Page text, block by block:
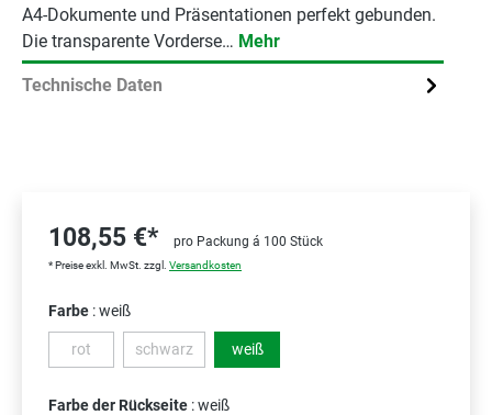
A4-Dokumente und Präsentationen perfekt gebunden.
Die transparente Vorderse… Mehr
Technische Daten
108,55 €* pro Packung á 100 Stück
* Preise exkl. MwSt. zzgl. Versandkosten
Farbe : weiß
rot(Diese Option ist zurzeit nicht verfügbar.)
schwarz(Diese Option ist zurzeit nicht verfügbar.)
weiß
Farbe der Rückseite : weiß